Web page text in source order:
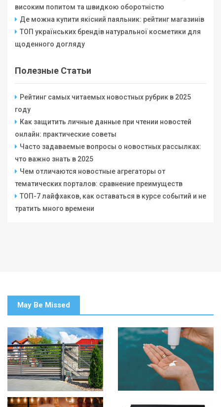
високим попитом та швидкою оборотністю
Де можна купити якісний паяльник: рейтинг магазинів
ТОП українських брендів натуральної косметики для
щоденного догляду
Полезные Статьи
Рейтинг самых читаемых новостных рубрик в 2025
году
Как защитить личные данные при чтении новостей
онлайн: практические советы
Часто задаваемые вопросы о новостных рассылках:
что важно знать в 2025
Чем отличаются новостные агрегаторы от
тематических порталов: сравнение преимуществ
ТОП-7 лайфхаков, как оставаться в курсе событий и не
тратить много времени
May Be Missed